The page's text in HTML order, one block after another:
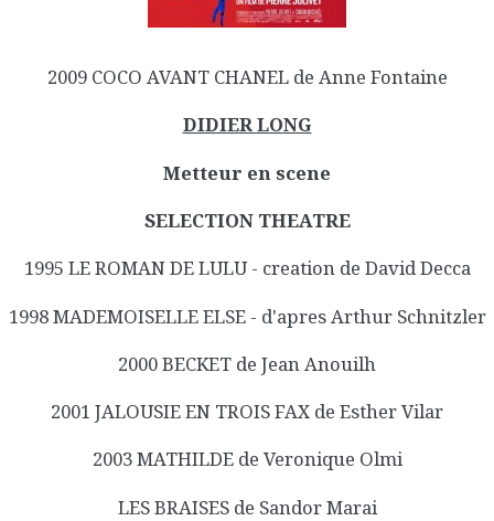
2009 COCO AVANT CHANEL de Anne Fontaine
DIDIER LONG
Metteur en scene
SELECTION THEATRE
1995 LE ROMAN DE LULU - creation de David Decca
1998 MADEMOISELLE ELSE - d'apres Arthur Schnitzler
2000 BECKET de Jean Anouilh
2001 JALOUSIE EN TROIS FAX de Esther Vilar
2003 MATHILDE de Veronique Olmi
LES BRAISES de Sandor Marai